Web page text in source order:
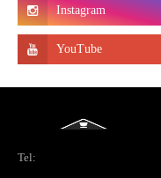
Tel: